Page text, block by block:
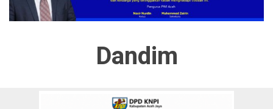
Dandim
Susahnya Anak – Anak Desa